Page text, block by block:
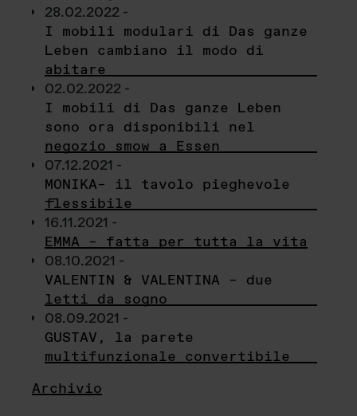
28.02.2022 -
I mobili modulari di Das ganze
Leben cambiano il modo di
abitare
02.02.2022 -
I mobili di Das ganze Leben
sono ora disponibili nel
negozio smow a Essen
07.12.2021 -
MONIKA– il tavolo pieghevole
flessibile
16.11.2021 -
EMMA – fatta per tutta la vita
08.10.2021 -
VALENTIN & VALENTINA – due
letti da sogno
08.09.2021 -
GUSTAV, la parete
multifunzionale convertibile
Archivio